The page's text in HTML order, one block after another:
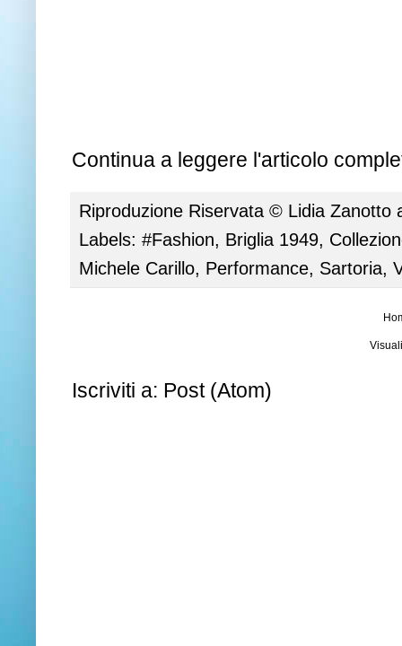
Continua a leggere l'articolo
Riproduzione Riservata © Lidia Zanotto
Labels: #Fashion, Briglia 1949,
Michele Carillo, Performance, Sartoria,
Iscriviti a: Post (Atom)